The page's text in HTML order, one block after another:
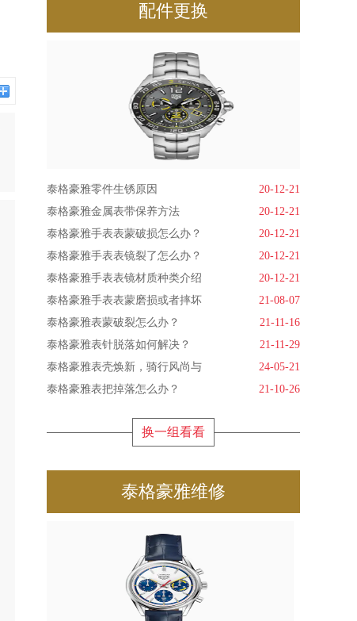
配件更换
泰格豪雅零件生锈原因
20-12-21
泰格豪雅金属表带保养方法
20-12-21
泰格豪雅手表表蒙破损怎么办？
20-12-21
泰格豪雅手表表镜裂了怎么办？
20-12-21
泰格豪雅手表表镜材质种类介绍
20-12-21
泰格豪雅手表表蒙磨损或者摔坏
21-08-07
泰格豪雅表蒙破裂怎么办？
21-11-16
泰格豪雅表针脱落如何解决？
21-11-29
泰格豪雅表壳焕新，骑行风尚与
24-05-21
泰格豪雅表把掉落怎么办？
21-10-26
换一组看看
泰格豪雅维修